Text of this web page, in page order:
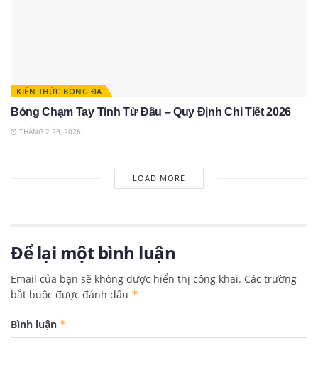
KIẾN THỨC BÓNG ĐÁ
Bóng Chạm Tay Tính Từ Đâu – Quy Định Chi Tiết 2026
THÁNG 2 23, 2026
LOAD MORE
Để lại một bình luận
Email của bạn sẽ không được hiển thị công khai. Các trường
bắt buộc được đánh dấu *
Bình luận *